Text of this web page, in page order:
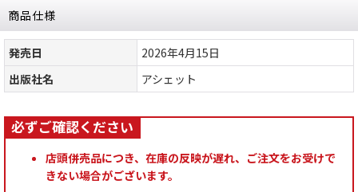
商品仕様
発売日
2026年4月15日
出版社名
アシェット
店頭併売品につき、在庫の反映が遅れ、ご注文をお受けで
きない場合がございます。